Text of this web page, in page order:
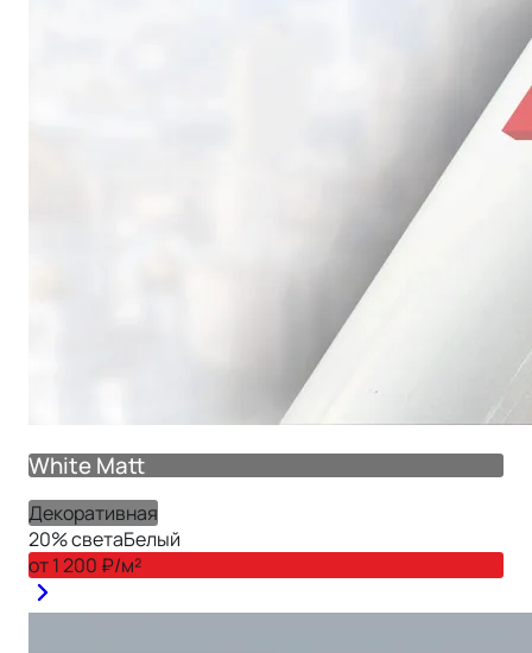
White Matt
Декоративная
20% светаБелый
от1 200 ₽/м²